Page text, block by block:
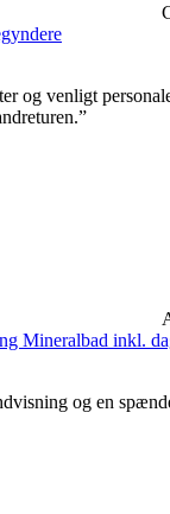
og venligt
Mineralbad inkl.
og en